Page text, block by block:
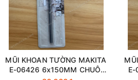
MŨI KHOAN TƯỜNG MAKITA
E-06426 6x150MM CHUÔI
E-